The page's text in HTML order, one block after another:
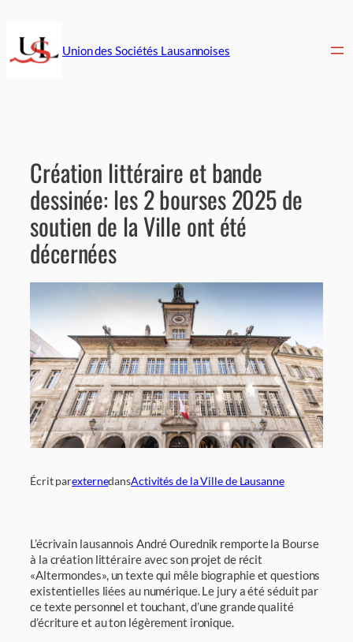
contenu
Union des Sociétés Lausannoises
Création littéraire et bande
dessinée: les 2 bourses 2025 de
soutien de la Ville ont été
décernées
Écrit parexternedansActivités de la Ville de Lausanne
L’écrivain lausannois André Ourednik remporte la Bourse
à la création littéraire avec son projet de récit
«Altermondes», un texte qui mêle biographie et questions
existentielles liées au numérique. Le jury a été séduit par
ce texte personnel et touchant, d’une grande qualité
d’écriture et au ton légèrement ironique.